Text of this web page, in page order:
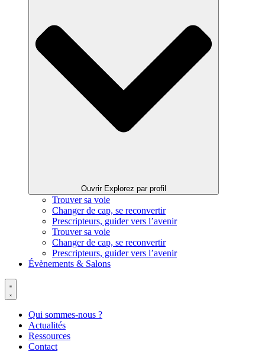
Ouvrir Explorez par profil
Trouver sa voie
Changer de cap, se reconvertir
Prescripteurs, guider vers l’avenir
Trouver sa voie
Changer de cap, se reconvertir
Prescripteurs, guider vers l’avenir
Évènements & Salons
Qui sommes-nous ?
Actualités
Ressources
Contact